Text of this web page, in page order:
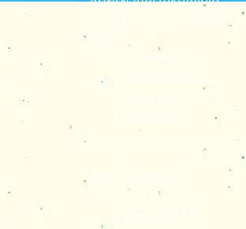
середнього та старшого
Популярно-
Художня література
Популярно-